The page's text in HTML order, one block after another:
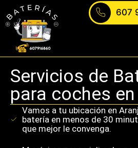
607
Servicios de
para coches
Vamos a tu ubicación en
batería en menos de 30
que mejor le convenga.